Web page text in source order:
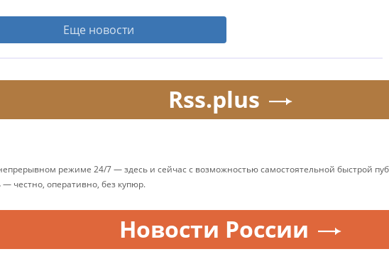
Еще новости
Rss.plus
режиме 24/7 — здесь и сейчас с возможностью самостоятельной быстрой
— честно, оперативно, без купюр.
Новости России